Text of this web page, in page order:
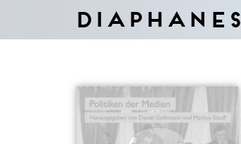
Diaphanes